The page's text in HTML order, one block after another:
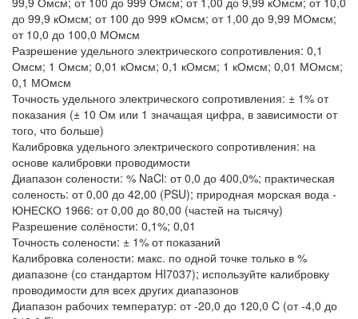
до 99,9 кОмсм; от 100 до 999 кОмсм; от 1,00 до 9,99 МОмсм;
от 10,0 до 100,0 МОмсм
Разрешение удельного электрического сопротивления: 0,1
Омсм; 1 Омсм; 0,01 кОмсм; 0,1 кОмсм; 1 кОмсм; 0,01 МОмсм;
0,1 МОмсм
Точность удельного электрического сопротивления: ± 1% от
показания (± 10 Ом или 1 значащая цифра, в зависимости от
того, что больше)
Калибровка удельного электрического сопротивления: на
основе калибровки проводимости
Диапазон солености: % NaCl: от 0,0 до 400,0%; практическая
соленость: от 0,00 до 42,00 (PSU); природная морская вода -
ЮНЕСКО 1966: от 0,00 до 80,00 (частей на тысячу)
Разрешение солёности: 0,1%; 0,01
Точность солености: ± 1% от показаний
Калибровка солености: макс. по одной точке только в %
диапазоне (со стандартом HI7037); используйте калибровку
проводимости для всех других диапазонов
Диапазон рабочих температур: от -20,0 до 120,0 C (от -4,0 до